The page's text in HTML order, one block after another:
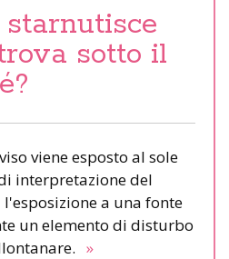
sotto il
viene esposto al sole
interpretazione del
a una fonte
un elemento di disturbo
»